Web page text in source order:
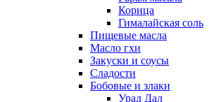
Корица
Гималайская соль
Пищевые масла
Масло гхи
Закуски и соусы
Сладости
Бобовые и злаки
Урад Дал